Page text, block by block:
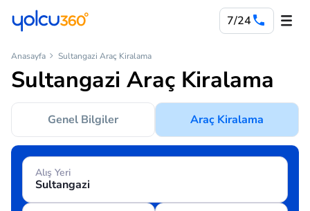
7/24
Anasayfa Sultangazi Araç Kiralama
Sultangazi Araç Kiralama
Genel Bilgiler Araç Kiralama
Alış Yeri